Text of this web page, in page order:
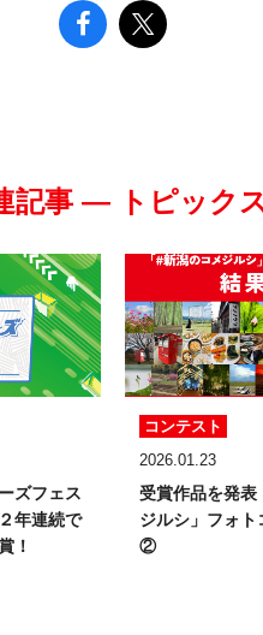
記事 — トピック
ズフェス
年連続で
！
コンテスト
2026.01.23
受賞作品を発表
ジルシ」フォ
②